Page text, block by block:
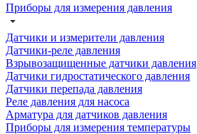
Приборы для измерения давления
Датчики и измерители давления
Датчики-реле давления
Взрывозащищенные датчики давления
Датчики гидростатического давления
Датчики перепада давления
Реле давления для насоса
Арматура для датчиков давления
Приборы для измерения температуры